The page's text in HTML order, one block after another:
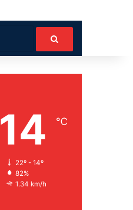
Buscar
14 ℃
22º - 14º
82%
1.34 km/h